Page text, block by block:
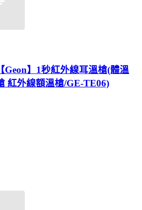
Geon】1秒紅外線耳溫槍(體溫
紅外線額溫槍/GE-TE06)